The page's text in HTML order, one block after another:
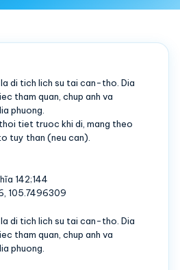
la di tich lich su tai can-tho. Dia
tham quan, chup anh va
phuong.
tiet truoc khi di, mang theo
tuy than (neu can).
142;144
105.7496309
la di tich lich su tai can-tho. Dia
tham quan, chup anh va
phuong.